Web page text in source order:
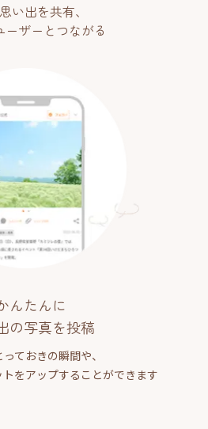
い出を共有、
ーザーとつながる
んたんに
の写真を投稿
ておきの瞬間や、
をアップすることができます